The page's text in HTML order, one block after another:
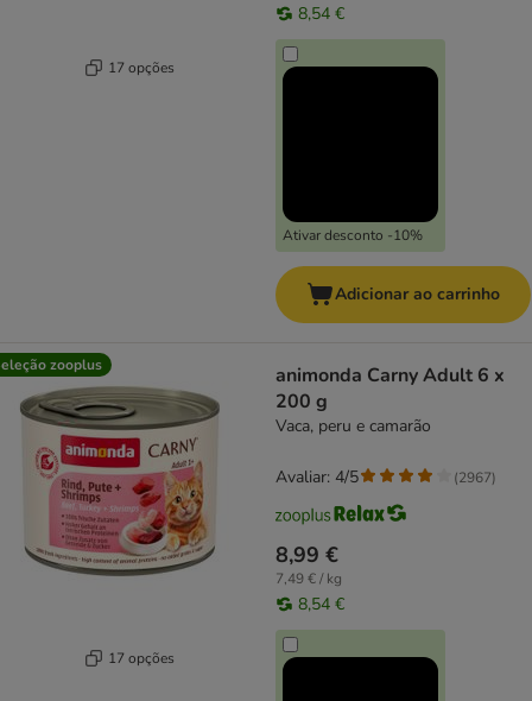
17 opções
8,54 €
Ativar desconto -10%
Adicionar ao carrinho
zooplus
17 opções
animonda Carny Adult 6 x
200 g
Vaca, peru e camarão
8,99 €
7,49 € / kg
8,54 €
Avaliar: 4/5 (2967)